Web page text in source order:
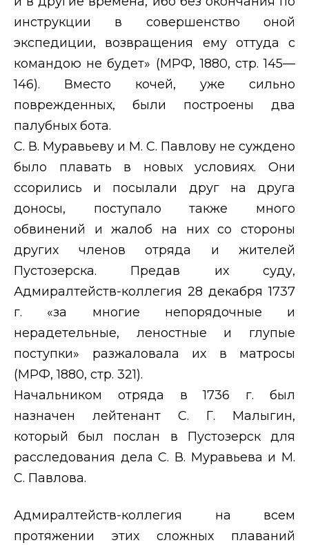
инструкции в совершенство оной
экспедиции, возвращения ему оттуда с
командою не будет» (МРФ, 1880, стр. 145—
146). Вместо кочей, уже сильно
поврежденных, были построены два
палубных бота.
С. В. Муравьеву и М. С. Павлову не суждено
было плавать в новых условиях. Они
ссорились и посылали друг на друга
доносы, поступало также много
обвинений и жалоб на них со стороны
других членов отряда и жителей
Пустозерска. Предав их суду,
Адмиралтейств-коллегия 28 декабря 1737
г. «за многие непорядочные и
нерадетельные, леностные и глупые
поступки» разжаловала их в матросы
(МРФ, 1880, стр. 321).
Начальником отряда в 1736 г. был
назначен лейтенант С. Г. Малыгин,
который был послан в Пустозерск для
расследования дела С. В. Муравьева и М.
С. Павлова.
Адмиралтейств-коллегия на всем
протяжении этих сложных плаваний